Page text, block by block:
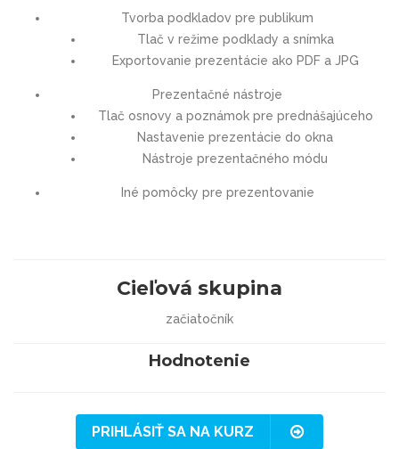
Tvorba podkladov pre publikum
Tlač v režime podklady a snímka
Exportovanie prezentácie ako PDF a JPG
Prezentačné nástroje
Tlač osnovy a poznámok pre prednášajúceho
Nastavenie prezentácie do okna
Nástroje prezentačného módu
Iné pomôcky pre prezentovanie
Cieľová skupina
začiatočník
Hodnotenie
PRIHLÁSIŤ SA NA KURZ